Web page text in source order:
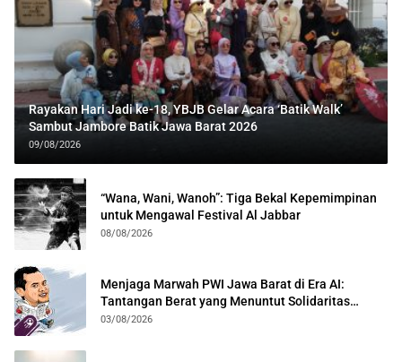
Rayakan Hari Jadi ke-18, YBJB Gelar Acara ‘Batik Walk’
Sambut Jambore Batik Jawa Barat 2026
09/08/2026
“Wana, Wani, Wanoh”: Tiga Bekal Kepemimpinan
untuk Mengawal Festival Al Jabbar
08/08/2026
Menjaga Marwah PWI Jawa Barat di Era AI:
Tantangan Berat yang Menuntut Solidaritas
Lintas Generasi
03/08/2026